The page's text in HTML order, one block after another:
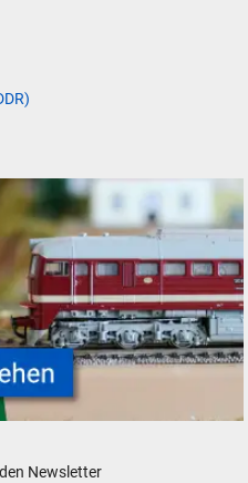
Newsletter